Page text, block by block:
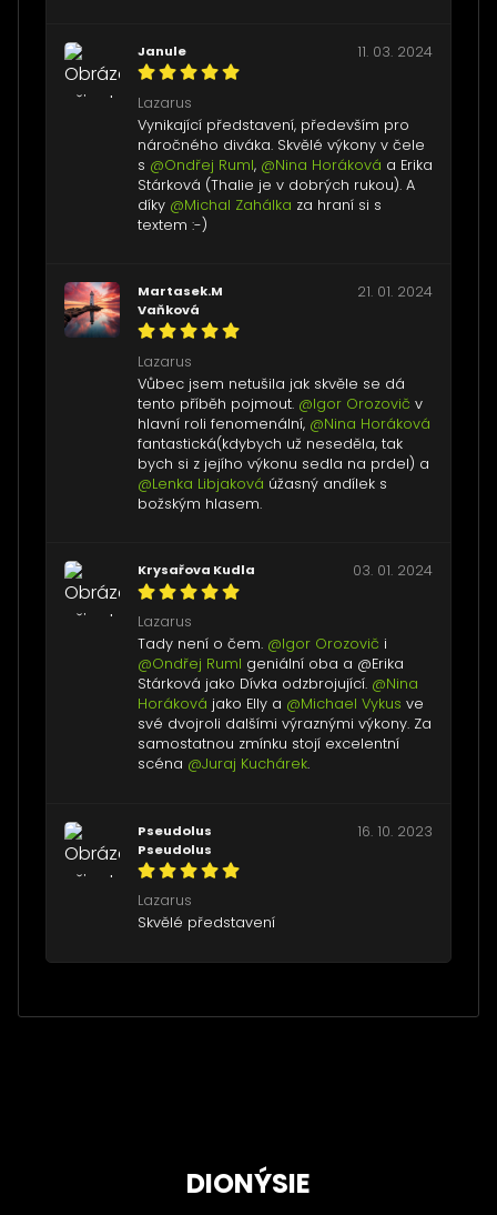
Janule 11. 03. 2024
Lazarus
Vynikající představení, především pro
náročného diváka. Skvělé výkony v čele
s @Ondřej Ruml, @Nina Horáková a Erika
Stárková (Thalie je v dobrých rukou). A
díky @Michal Zahálka za hraní si s
textem :-)
Martasek.M
Vaňková
21. 01. 2024
Lazarus
Vůbec jsem netušila jak skvěle se dá
tento příběh pojmout. @Igor Orozovič v
hlavní roli fenomenální, @Nina Horáková
fantastická(kdybych už neseděla, tak
bych si z jejího výkonu sedla na prdel) a
@Lenka Libjaková úžasný andílek s
božským hlasem.
Krysařova Kudla 03. 01. 2024
Lazarus
Tady není o čem. @Igor Orozovič i
@Ondřej Ruml geniální oba a @Erika
Stárková jako Dívka odzbrojující. @Nina
Horáková jako Elly a @Michael Vykus ve
své dvojroli dalšími výraznými výkony. Za
samostatnou zmínku stojí excelentní
scéna @Juraj Kuchárek.
Pseudolus
Pseudolus
16. 10. 2023
Lazarus
Skvělé představení
DIONÝSIE